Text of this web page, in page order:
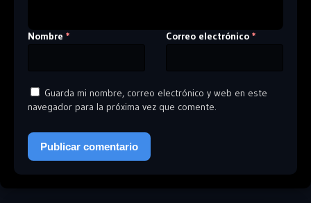
Nombre * Correo electrónico *
Guarda mi nombre, correo electrónico y web en este
navegador para la próxima vez que comente.